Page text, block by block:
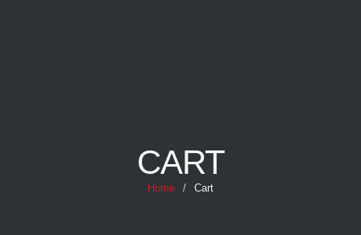
CART
Home / Cart